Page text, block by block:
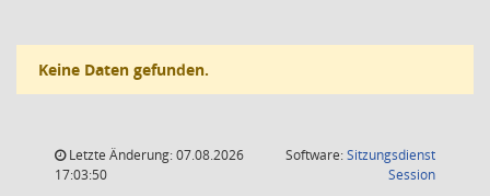
Keine Daten gefunden.
Letzte Änderung: 07.08.2026
17:03:50
Software:Sitzungsdienst
Session(Wird in